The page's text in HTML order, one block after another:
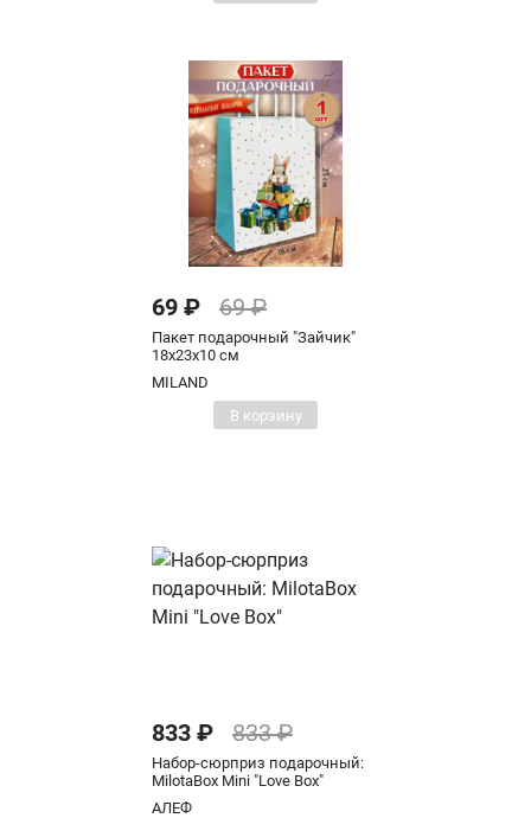
69 ₽ 69 ₽
Пакет подарочный "Зайчик"
18х23х10 см
MILAND
В корзину
833 ₽ 833 ₽
Набор-сюрприз подарочный:
MilotaBox Mini "Love Box"
АЛЕФ